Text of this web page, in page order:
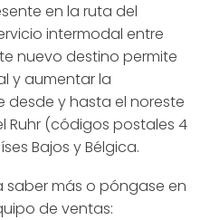
en la ruta del
intermodal entre
nuevo destino permite
y aumentar la
y hasta el noreste
Ruhr (códigos postales 4
Bajos y Bélgica.
saber más o póngase en
de ventas: